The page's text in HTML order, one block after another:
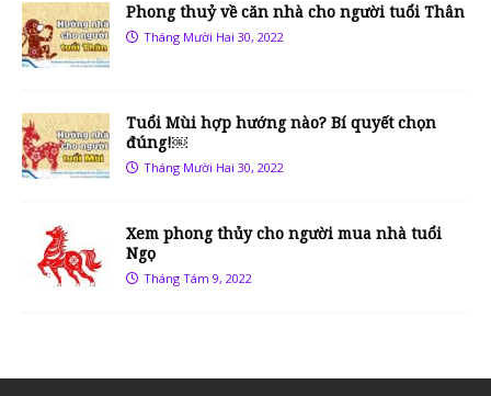
Phong thuỷ về căn nhà cho người tuổi Thân
Tháng Mười Hai 30, 2022
Tuổi Mùi hợp hướng nào? Bí quyết chọn
đúng!￼
Tháng Mười Hai 30, 2022
Xem phong thủy cho người mua nhà tuổi
Ngọ
Tháng Tám 9, 2022